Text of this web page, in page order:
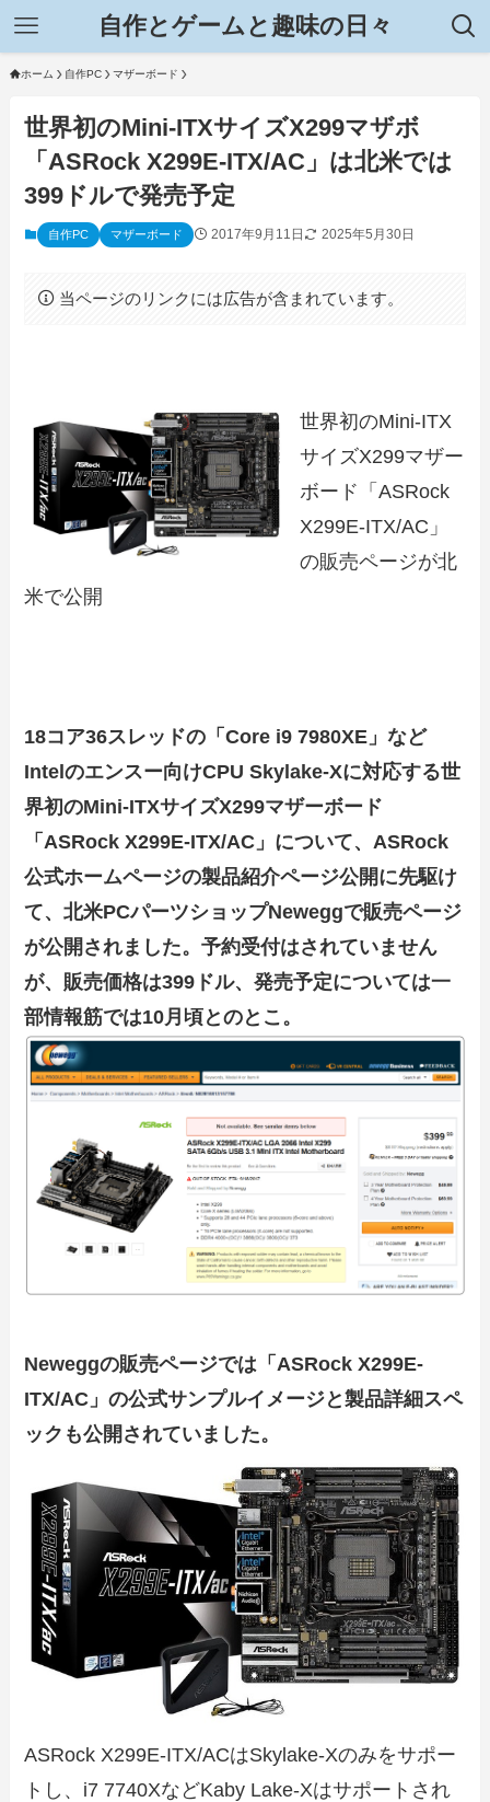
自作とゲームと趣味の日々
ホーム 自作PC マザーボード
世界初のMini-ITXサイズX299マザボ
「ASRock X299E-ITX/AC」は北米では
399ドルで発売予定
自作PC マザーボード 2017年9月11日 2025年5月30日
当ページのリンクには広告が含まれています。
世界初のMini-ITX
サイズX299マザー
ボード「ASRock
X299E-ITX/AC」
の販売ページが北
米で公開
18コア36スレッドの「Core i9 7980XE」など
Intelのエンスー向けCPU Skylake-Xに対応する世
界初のMini-ITXサイズX299マザーボード
「ASRock X299E-ITX/AC」について、ASRock
公式ホームページの製品紹介ページ公開に先駆け
て、北米PCパーツショップNeweggで販売ページ
が公開されました。予約受付はされていません
が、販売価格は399ドル、発売予定については一
部情報筋では10月頃とのとこ。
Neweggの販売ページでは「ASRock X299E-
ITX/AC」の公式サンプルイメージと製品詳細スペ
ックも公開されていました。
ASRock X299E-ITX/ACはSkylake-Xのみをサポー
トし、i7 7740XなどKaby Lake-Xはサポートされ